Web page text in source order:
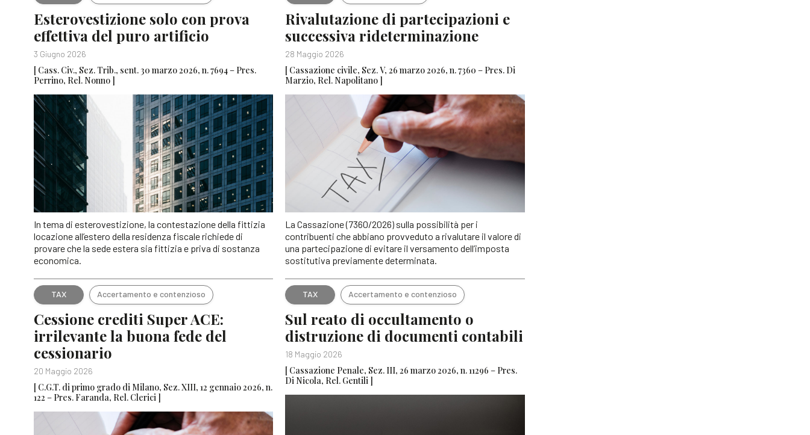
Esterovestizione solo con prova
effettiva del puro artificio
3 Giugno 2026
[ Cass. Civ., Sez. Trib., sent. 30 marzo 2026, n. 7694 – Pres.
Perrino, Rel. Nonno ]
In tema di esterovestizione, la contestazione della fittizia
locazione all’estero della residenza fiscale richiede di
provare che la sede estera sia fittizia e priva di sostanza
economica.
Rivalutazione di partecipazioni e
successiva rideterminazione
28 Maggio 2026
[ Cassazione civile, Sez. V, 26 marzo 2026, n. 7360 – Pres. Di
Marzio, Rel. Napolitano ]
La Cassazione (7360/2026) sulla possibilità per i
contribuenti che abbiano provveduto a rivalutare il valore di
una partecipazione di evitare il versamento dell’imposta
sostitutiva previamente determinata.
TAX Accertamento e contenzioso
Cessione crediti Super ACE:
irrilevante la buona fede del
cessionario
20 Maggio 2026
[ C.G.T. di primo grado di Milano, Sez. XIII, 12 gennaio 2026, n.
122 – Pres. Faranda, Rel. Clerici ]
TAX Accertamento e contenzioso
Sul reato di occultamento o
distruzione di documenti contabili
18 Maggio 2026
[ Cassazione Penale, Sez. III, 26 marzo 2026, n. 11296 – Pres.
Di Nicola, Rel. Gentili ]